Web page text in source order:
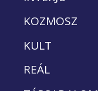
KOZMOSZ
KULT
REÁL